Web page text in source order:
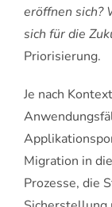
eröffnen sich?
sich für die
Priorisierung.
Je nach
Migration in
Prozesse, die